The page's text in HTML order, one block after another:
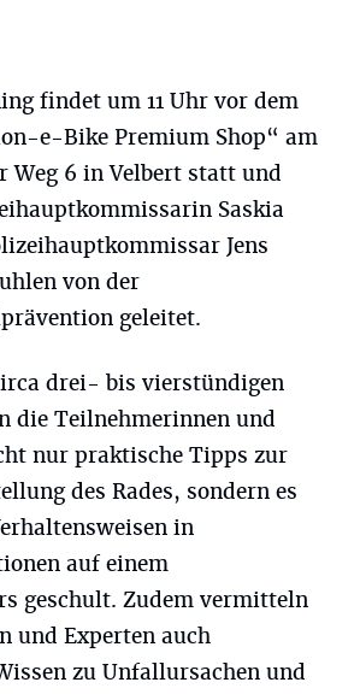
findet um 11 Uhr vor dem
e-Bike Premium Shop“ am
Weg 6 in Velbert statt und
Saskia
Jens
von der
geleitet.
drei- bis vierstündigen
die Teilnehmerinnen und
nur praktische Tipps zur
des Rades, sondern es
in
auf einem
geschult. Zudem vermitteln
und Experten auch
zu Unfallursachen und